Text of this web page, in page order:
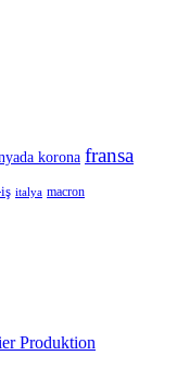
korona fransa
italya macron
Produktion